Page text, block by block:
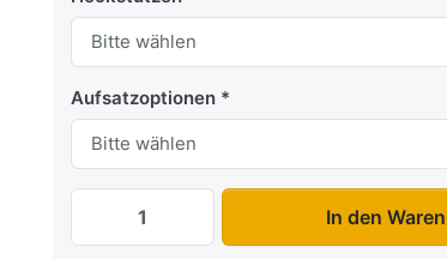
Aufsatzoptionen
HUK 272715E zu
In den